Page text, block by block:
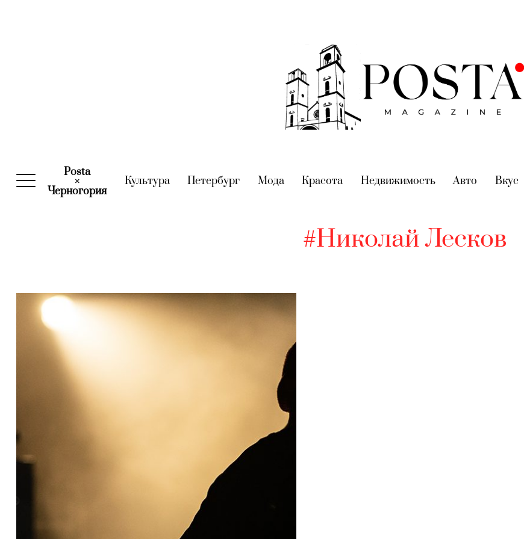
Posta
×
Черногория(current)
Культура(current)
Петербург (current)
Мода(current)
Красота (current)
Недвижимость(current)
Авто (current)
Вкус
#Николай Лесков